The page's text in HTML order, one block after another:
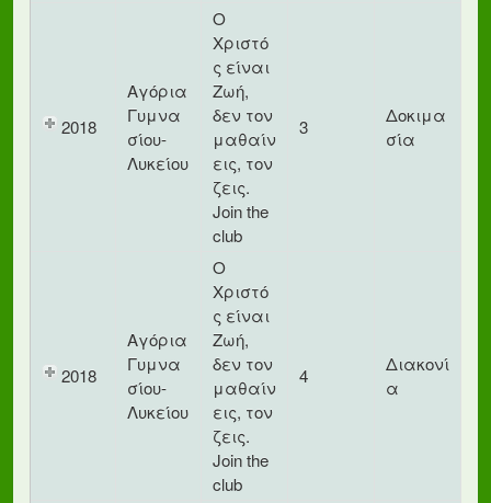
2018
Αγόρια
Γυμνα
σίου-
Λυκείου
Ο
Χριστό
ς είναι
Ζωή,
δεν τον
μαθαίν
εις, τον
ζεις.
Join the
club
3
Δοκιμα
σία
2018
Αγόρια
Γυμνα
σίου-
Λυκείου
Ο
Χριστό
ς είναι
Ζωή,
δεν τον
μαθαίν
εις, τον
ζεις.
Join the
club
4
Διακονί
α